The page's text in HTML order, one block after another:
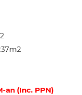
an (Inc. PPN)